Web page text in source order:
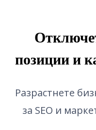
позиции и
Разрастнете
за SEO и